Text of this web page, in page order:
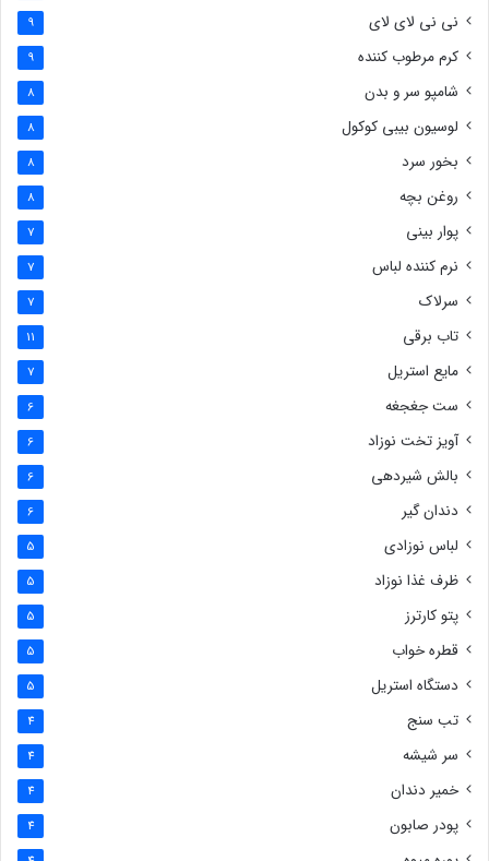
نی نی لای لای 9
کرم مرطوب کننده 9
شامپو سر و بدن 8
لوسیون بیبی کوکول 8
بخور سرد 8
روغن بچه 8
پوار بینی 7
نرم کننده لباس 7
سرلاک 7
تاب برقی 11
مایع استریل 7
ست جغجغه 6
آویز تخت نوزاد 6
بالش شیردهی 6
دندان گیر 6
لباس نوزادی 5
ظرف غذا نوزاد 5
پتو کارترز 5
قطره خواب 5
دستگاه استریل 5
تب سنج 4
سر شیشه 4
خمیر دندان 4
پودر صابون 4